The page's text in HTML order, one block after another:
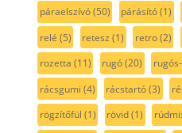
páraelszívó(50) párásító(1)
relé (5) retesz (1) retro(2)
rozetta (11) rugó(20)
rácsgumi (4) rácstartó(3)
rögzítőfül (1) rövid(1)